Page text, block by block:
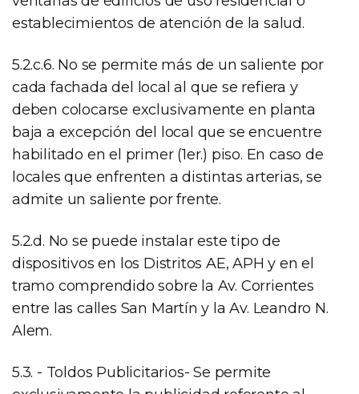
establecimientos de atención de la salud.
5.2.c.6. No se permite más de un saliente por
cada fachada del local al que se refiera y
deben colocarse exclusivamente en planta
baja a excepción del local que se encuentre
habilitado en el primer (1er.) piso. En caso de
locales que enfrenten a distintas arterias, se
admite un saliente por frente.
5.2.d. No se puede instalar este tipo de
dispositivos en los Distritos AE, APH y en el
tramo comprendido sobre la Av. Corrientes
entre las calles San Martín y la Av. Leandro N.
Alem.
5.3. - Toldos Publicitarios- Se permite